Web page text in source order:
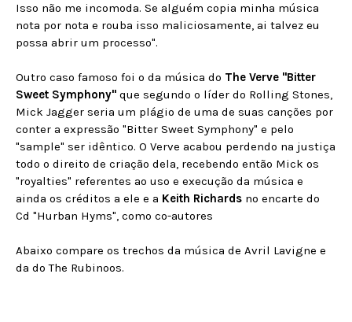
Isso não me incomoda. Se alguém copia minha música
nota por nota e rouba isso maliciosamente, ai talvez eu
possa abrir um processo".
Outro caso famoso foi o da música do The Verve "Bitter
Sweet Symphony" que segundo o líder do Rolling Stones,
Mick Jagger seria um plágio de uma de suas canções por
conter a expressão "Bitter Sweet Symphony" e pelo
"sample" ser idêntico. O Verve acabou perdendo na justiça
todo o direito de criação dela, recebendo então Mick os
"royalties" referentes ao uso e execução da música e
ainda os créditos a ele e a Keith Richards no encarte do
Cd "Hurban Hyms", como co-autores
Abaixo compare os trechos da música de Avril Lavigne e
da do The Rubinoos.